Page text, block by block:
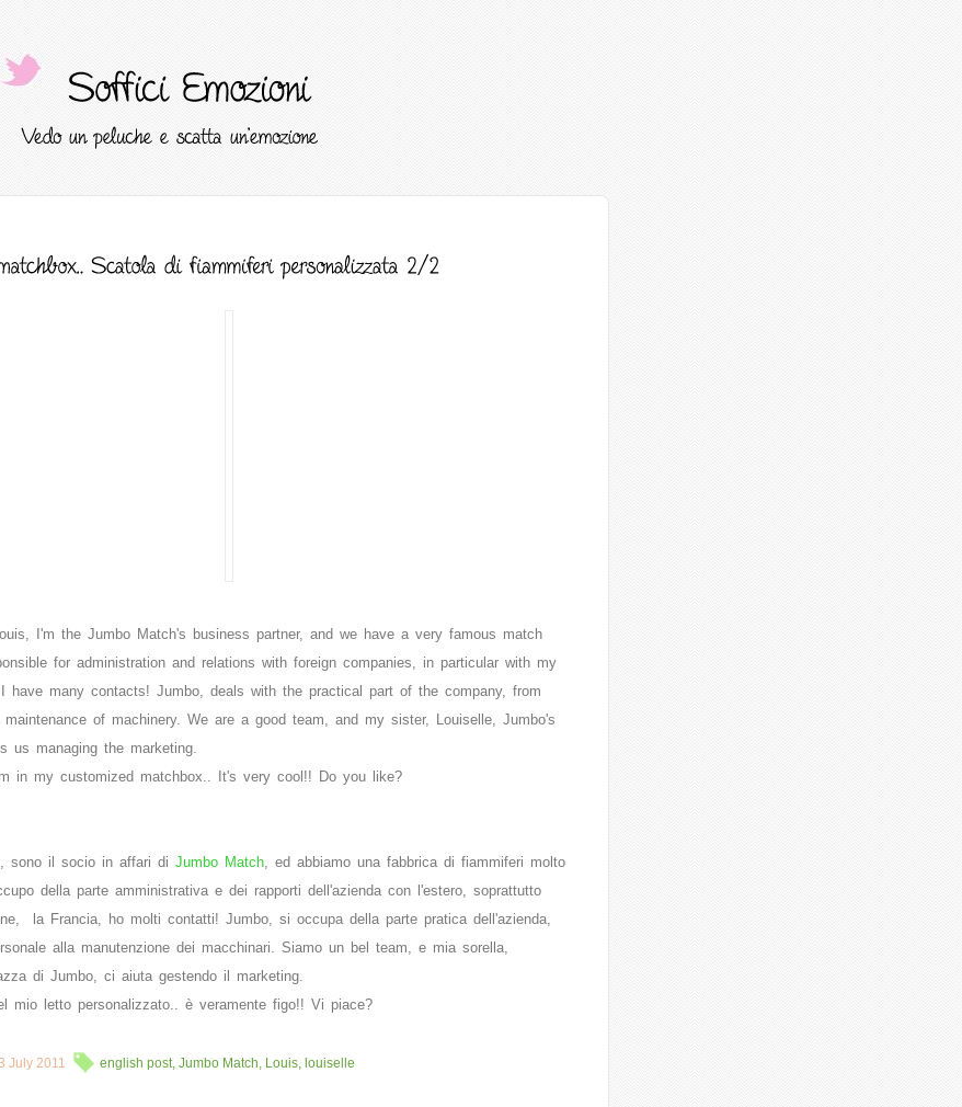
I'm the Jumbo Match's business partner, and we have a very famous match
for administration and relations with foreign companies, in particular with my
have many contacts! Jumbo, deals with the practical part of the company, from
of machinery. We are a good team, and my sister, Louiselle, Jumbo's
us managing the marketing.
in my customized matchbox.. It's very cool!! Do you like?
sono il socio in affari di Jumbo Match , ed abbiamo una fabbrica di fiammiferi molto
della parte amministrativa e dei rapporti dell'azienda con l'estero, soprattutto
la Francia, ho molti contatti! Jumbo, si occupa della parte pratica dell'azienda,
alla manutenzione dei macchinari. Siamo un bel team, e mia sorella,
di Jumbo, ci aiuta gestendo il marketing.
mio letto personalizzato.. è veramente figo!! Vi piace?
July 2011 english post Jumbo Match Louis louiselle